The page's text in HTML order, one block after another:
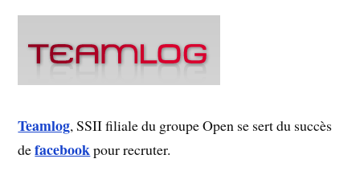
Teamlog, SSII filiale du groupe Open se sert du succès
defacebookpour recruter.